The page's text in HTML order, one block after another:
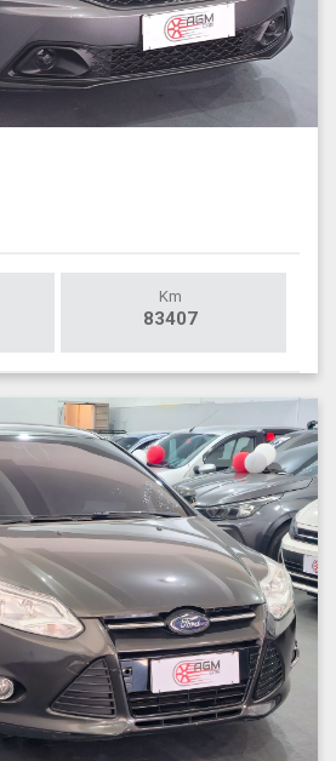
Km
83407